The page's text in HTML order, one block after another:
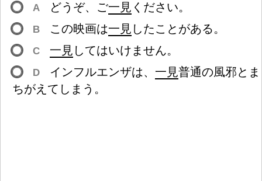
A どうぞ、ご一 見 ください。
B この映画は一 見 したことがある。
C 一 見 してはいけません。
D インフルエンザは、 一 見普通の風邪とま
ちがえてしまう。